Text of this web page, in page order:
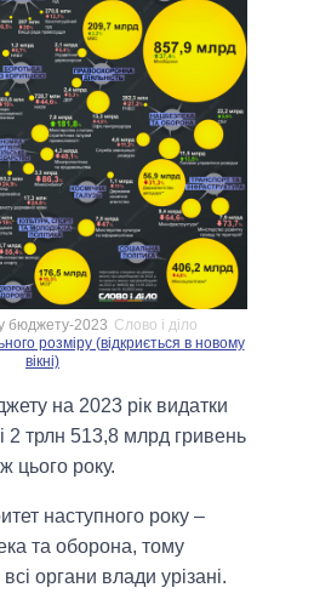
бюджету-2023 Слово і діло
розміру (відкриється в новому
вікні)
на 2023 рік видатки
2 трлн 513,8 млрд гривень
цього року.
наступного року –
та оборона, тому
органи влади урізані.